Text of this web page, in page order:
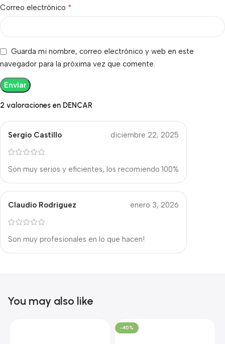
2 valoraciones en DENCAR
Sergio Castillo diciembre 22, 2025
Son muy serios y eficientes, los recomiendo 100%
Claudio Rodriguez enero 3, 2026
Son muy profesionales en lo que hacen!
Correo electrónico *
Guarda mi nombre, correo electrónico y web en este
navegador para la próxima vez que comente.
You may also like
-40%